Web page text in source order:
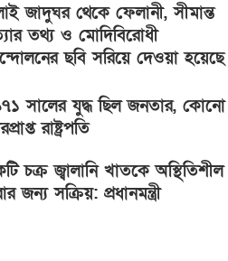
জাদুঘর থেকে ফেলানী, সীমান্ত
তথ্য ও মোদিবিরোধী
ছবি সরিয়ে দেওয়া হয়েছে
সালের যুদ্ধ ছিল জনতার, কোনো
রাষ্ট্রপতি
চক্র জ্বালানি খাতকে অস্থিতিশীল
জন্য সক্রিয়: প্রধানমন্ত্রী